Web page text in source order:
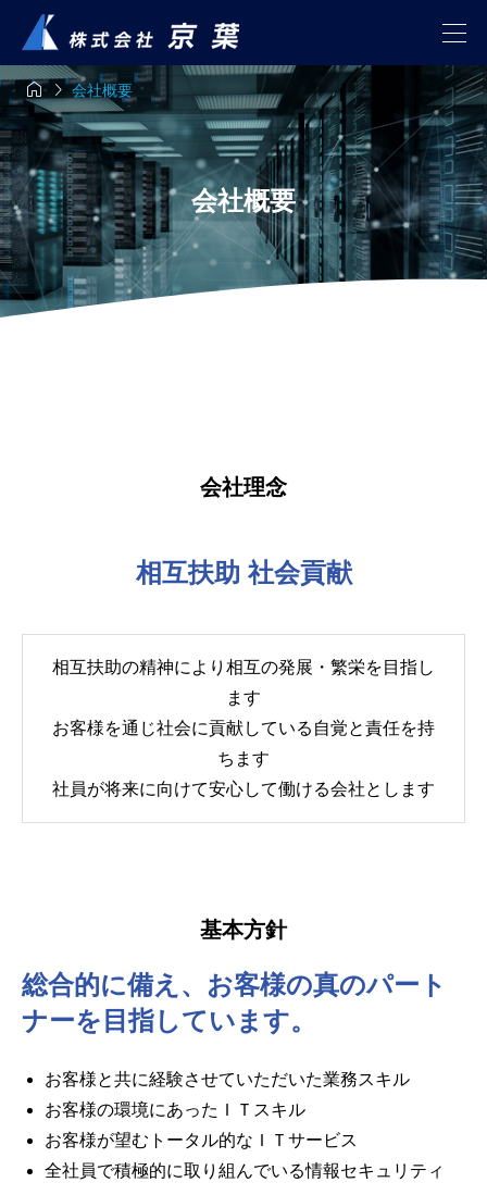
会社概要
会社概要
会社理念
相互扶助 社会貢献
相互扶助の精神により相互の発展・繁栄を目指し
ます
お客様を通じ社会に貢献している自覚と責任を持
ちます
社員が将来に向けて安心して働ける会社とします
基本方針
総合的に備え、お客様の真のパート
ナーを目指しています。
お客様と共に経験させていただいた業務スキル
お客様の環境にあったＩＴスキル
お客様が望むトータル的なＩＴサービス
全社員で積極的に取り組んでいる情報セキュリティ